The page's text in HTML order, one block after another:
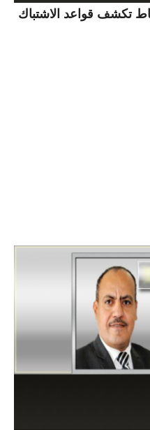
تكشف قواعد الاشتباك